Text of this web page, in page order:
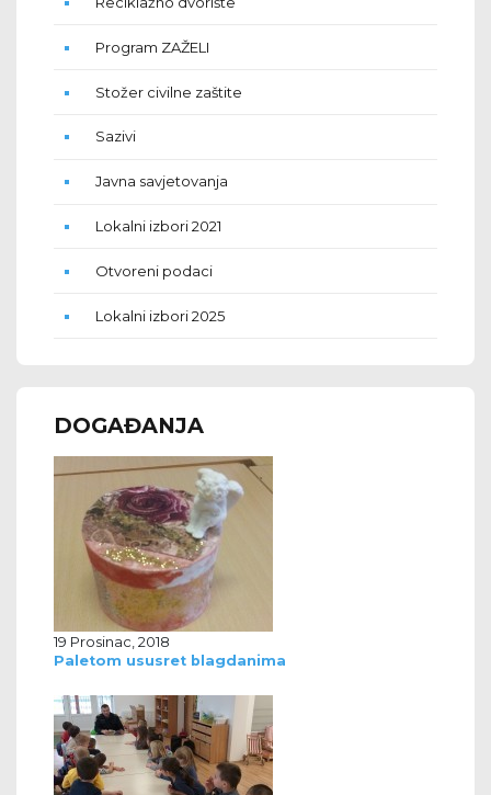
Program ZAŽELI
Stožer civilne zaštite
Sazivi
Javna savjetovanja
Lokalni izbori 2021
Otvoreni podaci
Lokalni izbori 2025
DOGAĐANJA
19 Prosinac, 2018
Paletom ususret blagdanima